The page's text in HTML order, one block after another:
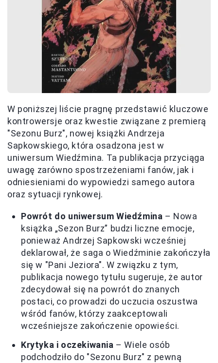
W poniższej liście pragnę przedstawić kluczowe
kontrowersje oraz kwestie związane z premierą
"Sezonu Burz", nowej książki Andrzeja
Sapkowskiego, która osadzona jest w
uniwersum Wiedźmina. Ta publikacja przyciąga
uwagę zarówno spostrzeżeniami fanów, jak i
odniesieniami do wypowiedzi samego autora
oraz sytuacji rynkowej.
Powrót do uniwersum Wiedźmina – Nowa
książka „Sezon Burz” budzi liczne emocje,
ponieważ Andrzej Sapkowski wcześniej
deklarował, że saga o Wiedźminie zakończyła
się w "Pani Jeziora". W związku z tym,
publikacja nowego tytułu sugeruje, że autor
zdecydował się na powrót do znanych
postaci, co prowadzi do uczucia oszustwa
wśród fanów, którzy zaakceptowali
wcześniejsze zakończenie opowieści.
Krytyka i oczekiwania – Wiele osób
podchodziło do "Sezonu Burz" z pewną